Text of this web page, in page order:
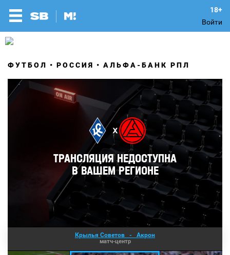
Войти
ФУТБОЛ РОССИЯ АЛЬФА-БАНК РПЛ
Крылья Советов - Акрон
матч-центр